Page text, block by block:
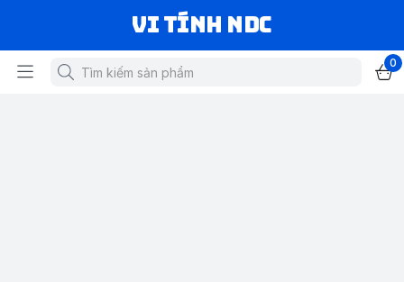
VI TÍNH NDC
0